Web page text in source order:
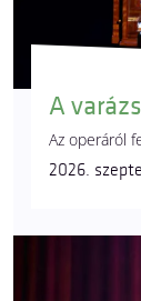
A
Az operáról
2026.